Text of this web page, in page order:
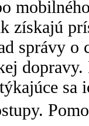
získajú
správy o
sa